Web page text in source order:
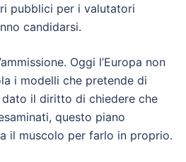
pubblici per i valutatori
candidarsi.
Oggi l’Europa non
i modelli che pretende di
dato il diritto di chiedere che
questo piano
il muscolo per farlo in proprio.